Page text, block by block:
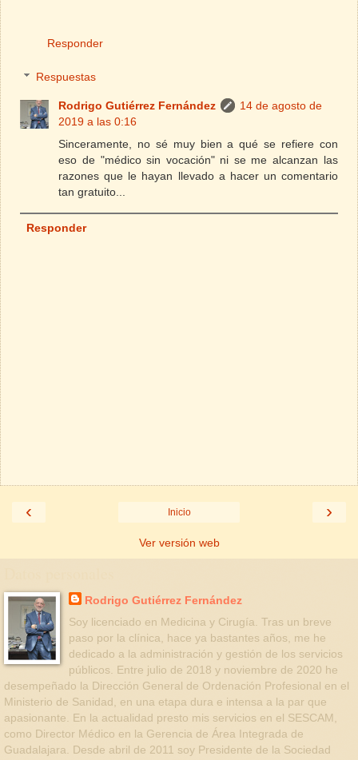
Responder
Respuestas
Rodrigo Gutiérrez Fernández
14 de agosto de
2019 a las 0:16
Sinceramente, no sé muy bien a qué se refiere con
eso de "médico sin vocación" ni se me alcanzan las
razones que le hayan llevado a hacer un comentario
tan gratuito...
Responder
‹ ›
Inicio
Ver versión web
Rodrigo Gutiérrez Fernández
Soy licenciado en Medicina y Cirugía. Tras un breve
paso por la clínica, hace ya bastantes años, me he
dedicado a la administración y gestión de los servicios
públicos. Entre julio de 2018 y noviembre de 2020 he
desempeñado la Dirección General de Ordenación Profesional en el
Ministerio de Sanidad, en una etapa dura e intensa a la par que
apasionante. En la actualidad presto mis servicios en el SESCAM,
como Director Médico en la Gerencia de Área Integrada de
Guadalajara. Desde abril de 2011 soy Presidente de la Sociedad